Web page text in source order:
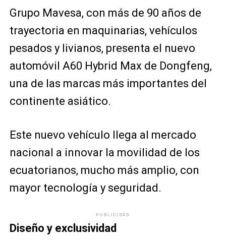
Grupo Mavesa, con más de 90 años de
trayectoria en maquinarias, vehículos
pesados y livianos, presenta el nuevo
automóvil A60 Hybrid Max de Dongfeng,
una de las marcas más importantes del
continente asiático.
Este nuevo vehículo llega al mercado
nacional a innovar la movilidad de los
ecuatorianos, mucho más amplio, con
mayor tecnología y seguridad.
PUBLICIDAD
Diseño y exclusividad